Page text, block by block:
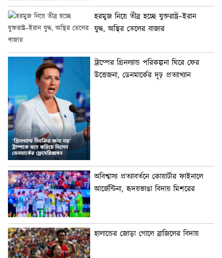
হরমুজ নিয়ে তীব্র হচ্ছে যুক্তরাষ্ট্র–ইরান
যুদ্ধ, অস্থির তেলের বাজার
ট্রাম্পের গ্রিনল্যান্ড পরিকল্পনা ঘিরে ফের
উত্তেজনা, ডেনমার্কের দৃঢ় প্রত্যাখ্যান
অবিশ্বাস্য প্রত্যাবর্তনে কোয়ার্টার ফাইনালে
আর্জেন্টিনা, হৃদয়ভাঙা বিদায় মিশরের
হালান্ডের জোড়া গোলে ব্রাজিলের বিদায়